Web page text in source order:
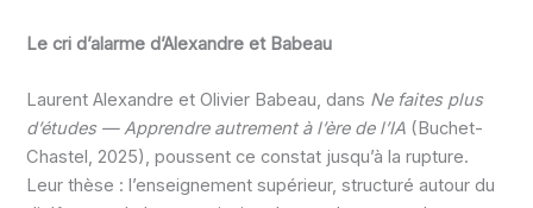
Le cri d’alarme d’Alexandre et Babeau
Laurent Alexandre et Olivier Babeau, dans Ne faites plus
d’études — Apprendre autrement à l’ère de l’IA (Buchet-
Chastel, 2025), poussent ce constat jusqu’à la rupture.
Leur thèse : l’enseignement supérieur, structuré autour du